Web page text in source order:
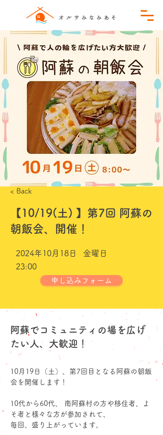
< Back
【10/19(土) 】第7回 阿蘇の
朝飯会、開催！
2024年10月18日
金曜日
23:00
申し込みフォーム
阿蘇でコミュニティの場を広げ
たい人、大歓迎！
10月19日（土）、第7回目となる阿蘇の朝飯
会を開催します！
10代から60代、 南阿蘇村の方や移住者、よ
そ者と様々な方が参加されて、
毎回、盛り上がっています。